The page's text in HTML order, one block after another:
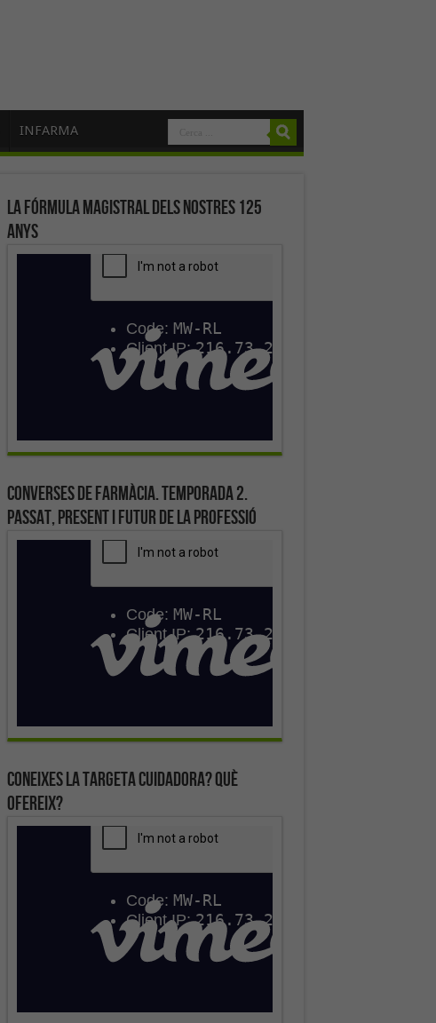
INFARMA
La fórmula magistral dels nostres 125
anys
Converses de farmàcia. Temporada 2.
Passat, present i futur de la professió
Coneixes la targeta cuidadora? Què
ofereix?